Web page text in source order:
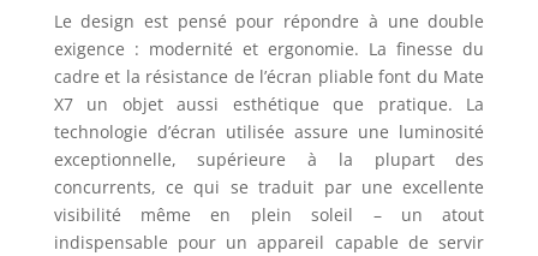
Le design est pensé pour répondre à une double
exigence : modernité et ergonomie. La finesse du
cadre et la résistance de l’écran pliable font du Mate
X7 un objet aussi esthétique que pratique. La
technologie d’écran utilisée assure une luminosité
exceptionnelle, supérieure à la plupart des
concurrents, ce qui se traduit par une excellente
visibilité même en plein soleil – un atout
indispensable pour un appareil capable de servir